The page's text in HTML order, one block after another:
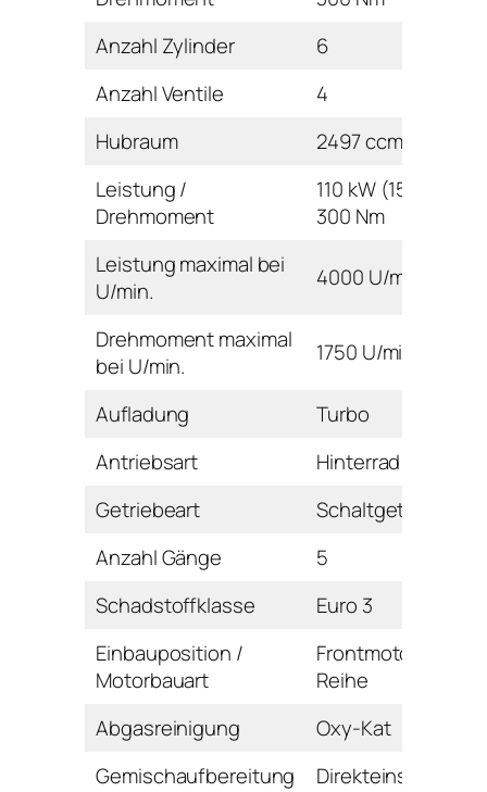
Anzahl Zylinder
6
Anzahl Ventile
4
Hubraum
2497 ccm
Leistung /
Drehmoment
110 kW (150 PS) /
300 Nm
Leistung maximal bei
U/min.
4000 U/min
Drehmoment maximal
bei U/min.
1750 U/min
Aufladung
Turbo
Antriebsart
Hinterrad
Getriebeart
Schaltgetriebe
Anzahl Gänge
5
Schadstoffklasse
Euro 3
Einbauposition /
Motorbauart
Frontmotor /
Reihe
Abgasreinigung
Oxy-Kat
Gemischaufbereitung
Direkteinspritzung